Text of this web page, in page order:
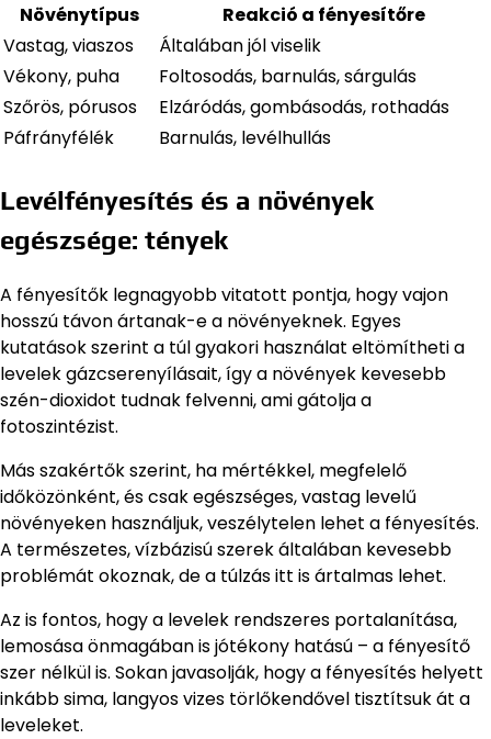
Növénytípus
Reakció a fényesítőre
Vastag, viaszos
Általában jól viselik
Vékony, puha
Foltosodás, barnulás, sárgulás
Szőrös, pórusos
Elzáródás, gombásodás, rothadás
Páfrányfélék
Barnulás, levélhullás
Levélfényesítés és a növények
egészsége: tények
A fényesítők legnagyobb vitatott pontja, hogy vajon
hosszú távon ártanak-e a növényeknek. Egyes
kutatások szerint a túl gyakori használat eltömítheti a
levelek gázcserenyílásait, így a növények kevesebb
szén-dioxidot tudnak felvenni, ami gátolja a
fotoszintézist.
Más szakértők szerint, ha mértékkel, megfelelő
időközönként, és csak egészséges, vastag levelű
növényeken használjuk, veszélytelen lehet a fényesítés.
A természetes, vízbázisú szerek általában kevesebb
problémát okoznak, de a túlzás itt is ártalmas lehet.
Az is fontos, hogy a levelek rendszeres portalanítása,
lemosása önmagában is jótékony hatású – a fényesítő
szer nélkül is. Sokan javasolják, hogy a fényesítés helyett
inkább sima, langyos vizes törlőkendővel tisztítsuk át a
leveleket.